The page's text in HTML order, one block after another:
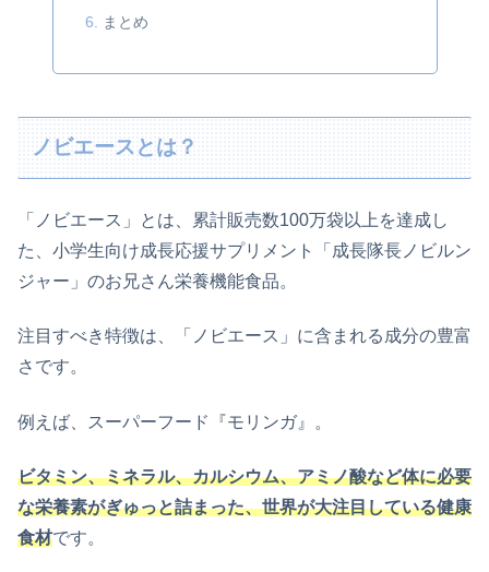
まとめ
ノビエースとは？
「ノビエース」とは、累計販売数100万袋以上を達成し
た、小学生向け成長応援サプリメント「成長隊長ノビルン
ジャー」のお兄さん栄養機能食品。
注目すべき特徴は、「ノビエース」に含まれる成分の豊富
さです。
例えば、スーパーフード『モリンガ』。
ビタミン、ミネラル、カルシウム、アミノ酸など体に必要
な栄養素がぎゅっと詰まった、世界が大注目している健康
食材です。